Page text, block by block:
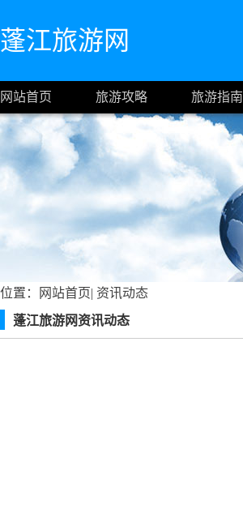
蓬江旅游网
网站首页 旅游攻略 旅游指南
位置： 网站首页| 资讯动态
蓬江旅游网资讯动态